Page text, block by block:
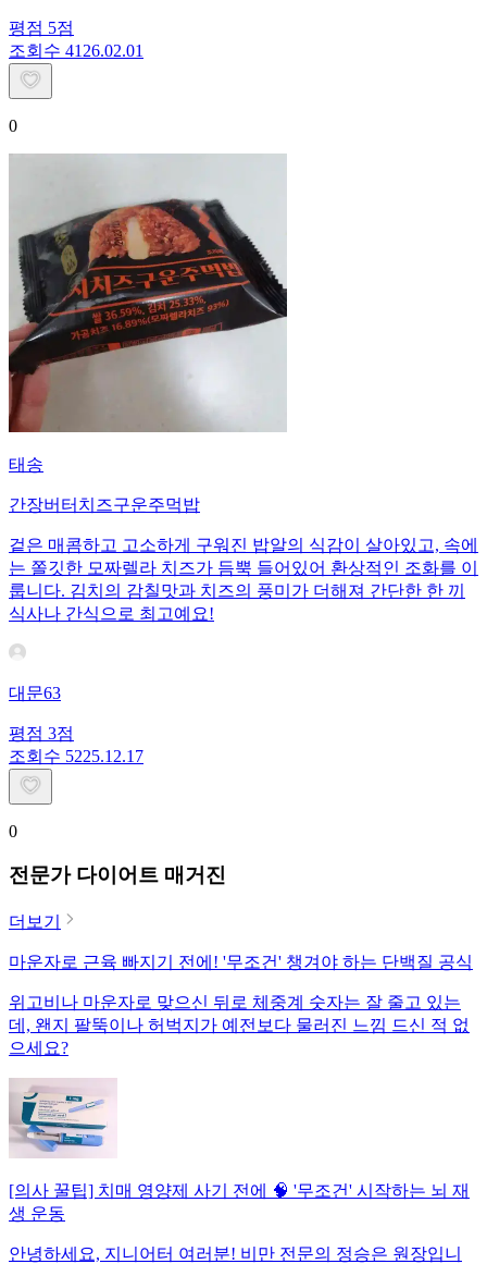
평점 5점
조회수 41 26.02.01
0
태송
간장버터치즈구운주먹밥
겉은 매콤하고 고소하게 구워진 밥알의 식감이 살아있고, 속에
는 쫄깃한 모짜렐라 치즈가 듬뿍 들어있어 환상적인 조화를 이
룹니다. 김치의 감칠맛과 치즈의 풍미가 더해져 간단한 한 끼
식사나 간식으로 최고예요!
대문63
평점 3점
조회수 5225.12.17
0
전문가 다이어트 매거진
더보기
마운자로 근육 빠지기 전에! '무조건' 챙겨야 하는 단백질 공식
위고비나 마운자로 맞으신 뒤로 체중계 숫자는 잘 줄고 있는
데, 왠지 팔뚝이나 허벅지가 예전보다 물러진 느낌 드신 적 없
으세요?
[의사 꿀팁] 치매 영양제 사기 전에 🧠 '무조건' 시작하는 뇌 재
생 운동
안녕하세요, 지니어터 여러분! 비만 전문의 정승은 원장입니